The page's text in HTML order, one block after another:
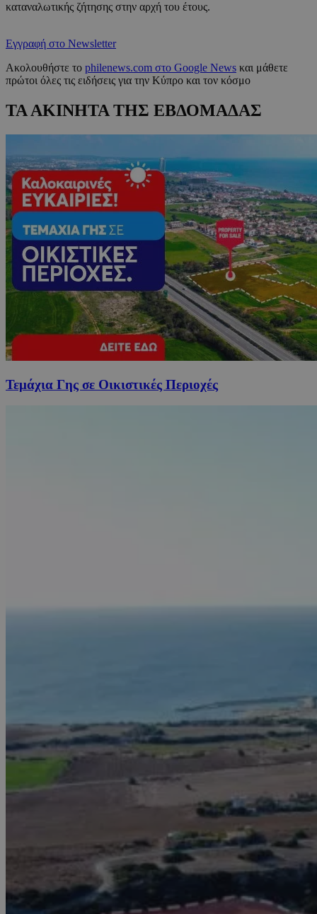
καταναλωτικής ζήτησης στην αρχή του έτους.
Εγγραφή στο Newsletter
Ακολουθήστε το philenews.com στο Google News και μάθετε
πρώτοι όλες τις ειδήσεις για την Κύπρο και τον κόσμο
ΤΑ ΑΚΙΝΗΤΑ ΤΗΣ ΕΒΔΟΜΑΔΑΣ
Τεμάχια Γης σε Οικιστικές Περιοχές